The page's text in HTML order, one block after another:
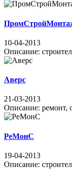
10-04-2013
Описание:
Аверс
21-03-2013
Описание: ремонт,
РеМонС
19-04-2013
Описание: